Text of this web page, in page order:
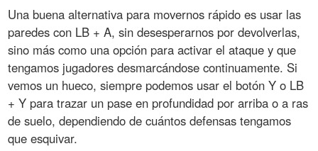
Una buena alternativa para movernos rápido es usar las
paredes con LB + A, sin desesperarnos por devolverlas,
sino más como una opción para activar el ataque y que
tengamos jugadores desmarcándose continuamente. Si
vemos un hueco, siempre podemos usar el botón Y o LB
+ Y para trazar un pase en profundidad por arriba o a ras
de suelo, dependiendo de cuántos defensas tengamos
que esquivar.